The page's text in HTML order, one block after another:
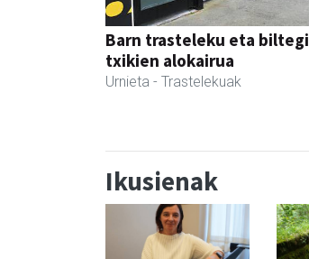
Barn trasteleku eta biltegi
txikien alokairua
Urnieta - Trastelekuak
Ikusienak